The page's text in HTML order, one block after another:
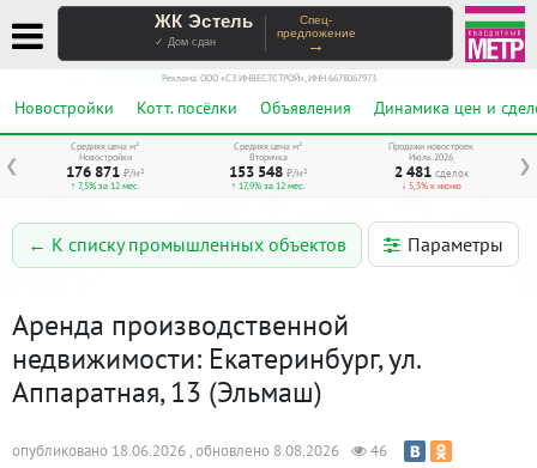
ЖК Эстель
✓ Дом сдан
Спец-
предложение
→
Реклама. ООО «СЗ ИНВЕСТСТРОЙ», ИНН 6678067973
Новостройки Котт. посёлки Объявления Динамика цен и
❮ ❯
Средняя цена м²
Новостройки
176 871 ₽/м²
↑ 7,5% за 12 мес.
Средняя цена м²
Вторичка
153 548 ₽/м²
↑ 17,9% за 12 мес.
Продажи новостроек
Июль 2026
2 481 сделок
↓ 5,3% к июню
← К списку промышленных объектов Параметры
Аренда производственной
недвижимости: Екатеринбург, ул.
Аппаратная, 13 (Эльмаш)
опубликовано 18.06.2026 , обновлено 8.08.2026 46